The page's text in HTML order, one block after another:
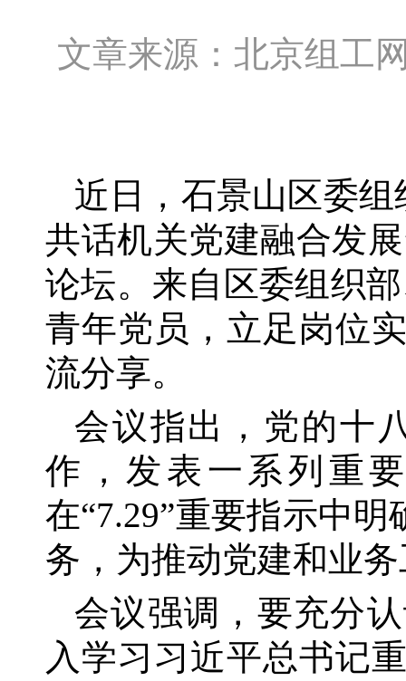
文章来源：北京组
近日，石景山区委
共话机关党建融合发
论坛。来自区委组织
青年党员，立足岗位
流分享。
会议指出，党的十
作，发表一系列重
在“7.29”重要指示中
务，为推动党建和业
会议强调，要充分
入学习习近平总书记